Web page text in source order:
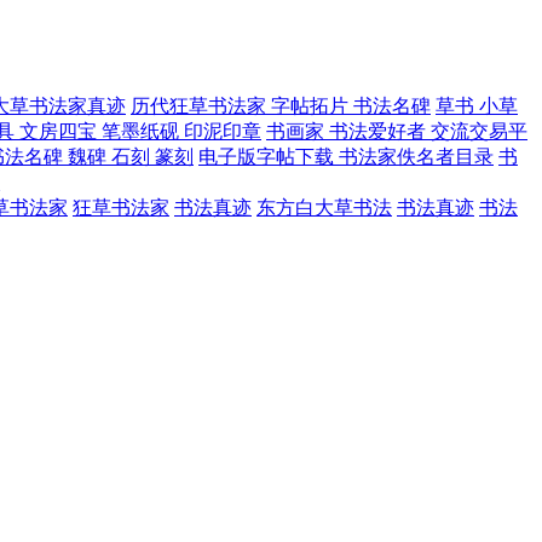
草书法家真迹 历代狂草书法家 字帖拓片 书法名碑 草书 小草
文房四宝 笔墨纸砚 印泥印章 书画家 书法爱好者 交流交易平
名碑 魏碑 石刻 篆刻 电子版字帖下载 书法家佚名者目录 书
书法家 狂草书法家 书法真迹 东方白大草书法 书法真迹 书法